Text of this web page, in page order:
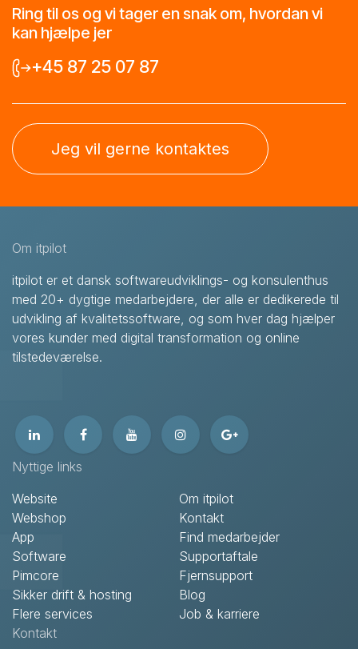
Ring til os og vi tager en snak om, hvordan vi
kan hjælpe jer
+45 87 25 07 87
Jeg vil gerne kontaktes
Om itpilot
itpilot er et dansk softwareudviklings- og konsulenthus
med 20+ dygtige medarbejdere, der alle er dedikerede til
udvikling af kvalitetssoftware, og som hver dag hjælper
vores kunder med digital transformation og online
tilstedeværelse.
Nyttige links
Website
Webshop
App
Software
Pimcore
Sikker drift & hosting
Flere services
Om itpilot
Kontakt
Find medarbejder
Supportaftale
Fjernsupport
Blog
Job & karriere
Kontakt